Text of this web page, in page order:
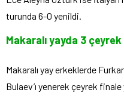
turunda 6-0 yenildi.
Makaralı yayda 3
Makaralı yay erkeklerde
Bulaev’ı yenerek çeyrek